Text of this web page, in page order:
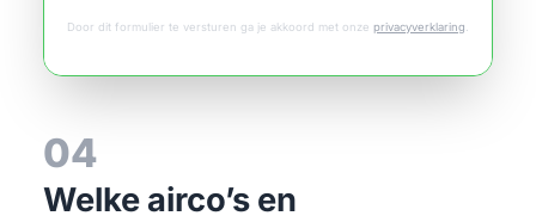
Door dit formulier te versturen ga je akkoord met onze privacyverklaring.
04
Welke airco’s en